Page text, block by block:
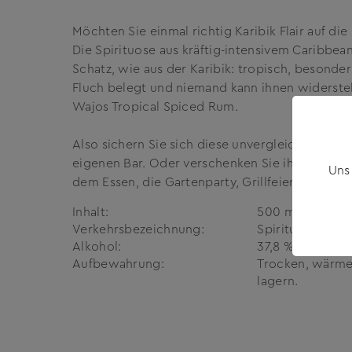
Möchten Sie einmal richtig Karibik Flair auf
Die Spirituose aus kräftig-intensivem
Schatz, wie aus der Karibik: tropisch,
Fluch belegt und niemand kann ihnen
Wajos Tropical Spiced Rum.
Also sichern Sie sich diese unvergleichliche
eigenen Bar. Oder verschenken Sie ihn an
dem Essen, die Gartenparty, Grillfeier oder
Inhalt:
500 ml
Verkehrs­bezeichnung:
Spirituose
Alkohol:
37,8 % vol
Aufbewahrung:
Trocken,
lagern.